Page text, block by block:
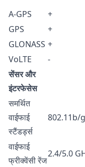
A-GPS +
GPS
+
GLONASS +
VoLTE
-
सेंसर और
इंटरफेसेस
समर्थित
वाईफाई
स्टैंडर्ड्स
802.11b/
वाईफाई
फ्रीक्वेंसी रेंज
2.4/5.0